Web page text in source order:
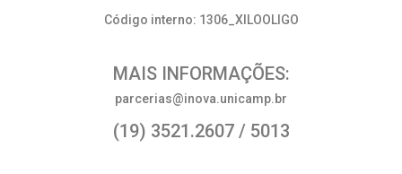
Código interno: 1306_XILOOLIGO
MAIS INFORMAÇÕES:
parcerias@inova.unicamp.br
(19) 3521.2607 / 5013